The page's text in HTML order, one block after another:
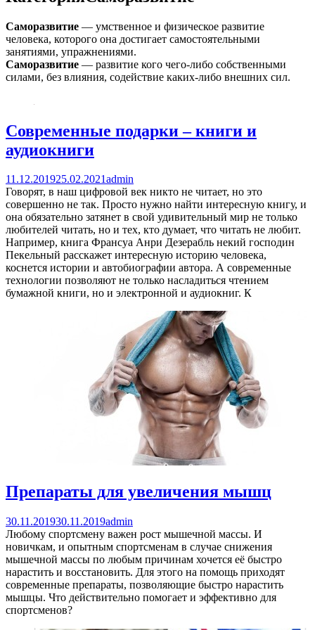
Саморазвитие — умственное и физическое развитие
человека, которого она достигает самостоятельными
занятиями, упражнениями.
Саморазвитие — развитие кого чего-либо собственными
силами, без влияния, содействие каких-либо внешних сил.
Современные подарки – книги и
аудиокниги
11.12.201925.02.2021admin
Говорят, в наш цифровой век никто не читает, но это
совершенно не так. Просто нужно найти интересную книгу, и
она обязательно затянет в свой удивительный мир не только
любителей читать, но и тех, кто думает, что читать не любит.
Например, книга Франсуа Анри Дезерабль некий господин
Пекельный расскажет интересную историю человека,
коснется истории и автобиографии автора. А современные
технологии позволяют не только насладиться чтением
бумажной книги, но и электронной и аудиокниг. К
Препараты для увеличения мышц
30.11.201930.11.2019admin
Любому спортсмену важен рост мышечной массы. И
новичкам, и опытным спортсменам в случае снижения
мышечной массы по любым причинам хочется её быстро
нарастить и восстановить. Для этого на помощь приходят
современные препараты, позволяющие быстро нарастить
мышцы. Что действительно помогает и эффективно для
спортсменов?